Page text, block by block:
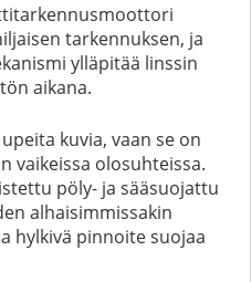
tarkennuksen, ja
ylläpitää linssin
aikana.
kuvia, vaan se on
vaikeissa olosuhteissa.
pöly- ja sääsuojattu
alhaisimmissakin
hylkivä pinnoite suojaa